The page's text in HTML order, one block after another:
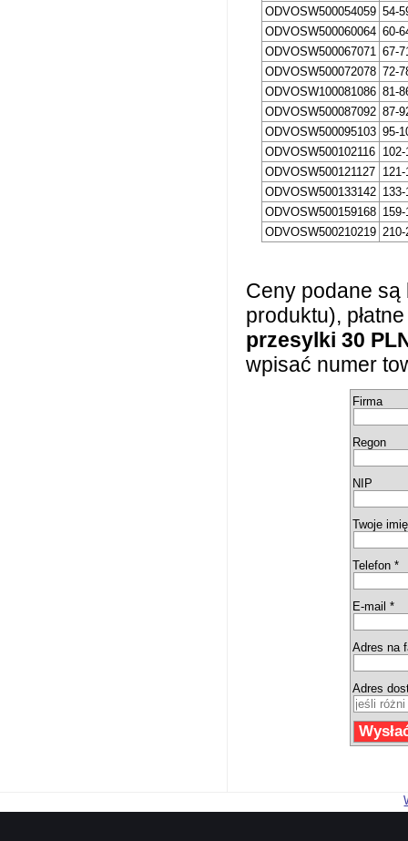
ODVOSW500054059 54-
ODVOSW500060064 60-
ODVOSW500067071 67-
ODVOSW500072078 72-
ODVOSW100081086 81-
ODVOSW500087092 87-
ODVOSW500095103 95-
ODVOSW500102116 102-
ODVOSW500121127
ODVOSW500133142
ODVOSW500159168
ODVOSW500210219 210-
Ceny podane są
produktu),
przesylki 30
wpisać numer
Firma
Regon
NIP
Twoje
Telefon *
E-mail *
Adres na
Adres